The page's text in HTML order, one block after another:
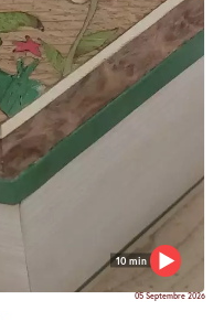
10 min
05 Septembre 2026